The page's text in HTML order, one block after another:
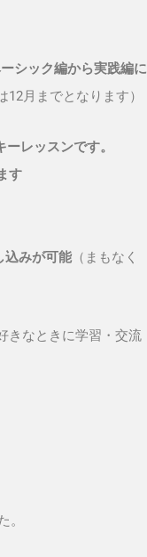
シック編から実践編に
12月までとなります）
レッスンです。
す
込みが可能 （まもなく
きなときに学習・交流
。